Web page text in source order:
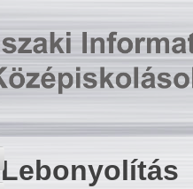
Lebonyolítás